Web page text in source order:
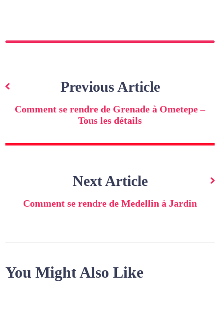
de
l’article
Previous Article
Comment se rendre de Grenade à Ometepe –
Tous les détails
Next Article
Comment se rendre de Medellin à Jardin
You Might Also Like